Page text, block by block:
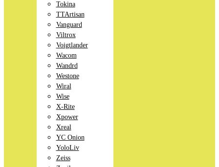
Tokina
TTArtisan
Vanguard
Viltrox
Voigtlander
Wacom
Wandrd
Westone
Wiral
Wise
X-Rite
Xpower
Xreal
YC Onion
YoloLiv
Zeiss